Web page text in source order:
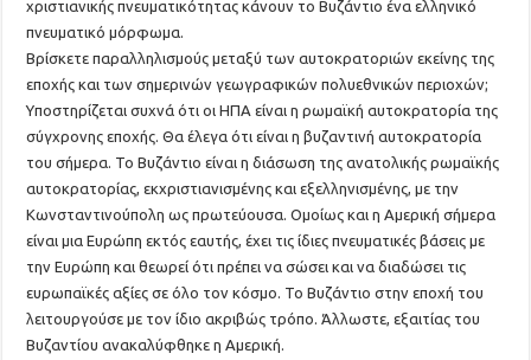
χριστιανικής πνευματικότητας κάνουν το Βυζάντιο ένα ελληνικό
πνευματικό μόρφωμα.
Βρίσκετε παραλληλισμούς μεταξύ των αυτοκρατοριών εκείνης της
εποχής και των σημερινών γεωγραφικών πολυεθνικών περιοχών;
Υποστηρίζεται συχνά ότι οι ΗΠΑ είναι η ρωμαϊκή αυτοκρατορία της
σύγχρονης εποχής. Θα έλεγα ότι είναι η βυζαντινή αυτοκρατορία
του σήμερα. Το Βυζάντιο είναι η διάσωση της ανατολικής ρωμαϊκής
αυτοκρατορίας, εκχριστιανισμένης και εξελληνισμένης, με την
Κωνσταντινούπολη ως πρωτεύουσα. Ομοίως και η Αμερική σήμερα
είναι μια Ευρώπη εκτός εαυτής, έχει τις ίδιες πνευματικές βάσεις με
την Ευρώπη και θεωρεί ότι πρέπει να σώσει και να διαδώσει τις
ευρωπαϊκές αξίες σε όλο τον κόσμο. Το Βυζάντιο στην εποχή του
λειτουργούσε με τον ίδιο ακριβώς τρόπο. Άλλωστε, εξαιτίας του
Βυζαντίου ανακαλύφθηκε η Αμερική.